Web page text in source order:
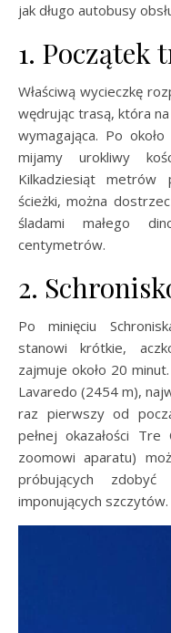
jak długo autobusy
1. Początek
Właściwą wycieczkę
wędrując trasą, która
wymagająca. Po
mijamy urokliwy
Kilkadziesiąt
ścieżki, można
śladami małego
centymetrów.
2.
Po minięciu
stanowi krótkie,
zajmuje około 20
Lavaredo (2454 m),
raz pierwszy od
pełnej okazałości
zoomowi aparatu)
próbujących
imponujących szczytów.